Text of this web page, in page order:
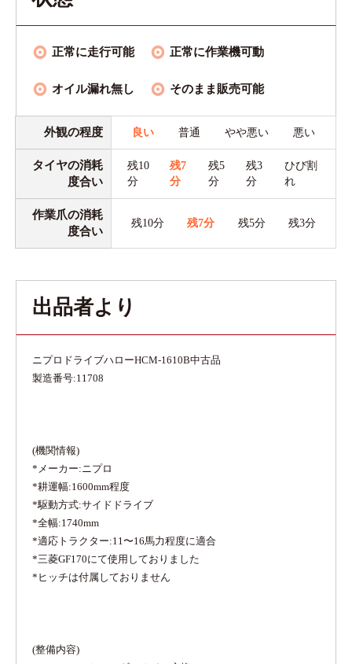
正常に走行可能 正常に作業機可動
オイル漏れ無し そのまま販売可能
外観の程度 良い 普通 やや悪い 悪い
タイヤの消耗
度合い
残10
分
残7
分
残5
分
残3
分
ひび割
れ
作業爪の消耗
度合い
残10分 残7分 残5分 残3分
出品者より
ニプロドライブハローHCM-1610B中古品
製造番号:11708
(機関情報)
*メーカー:ニプロ
*耕運幅:1600mm程度
*駆動方式:サイドドライブ
*全幅:1740mm
*適応トラクター:11〜16馬力程度に適合
*三菱GF170にて使用しておりました
*ヒッチは付属しておりません
(整備内容)